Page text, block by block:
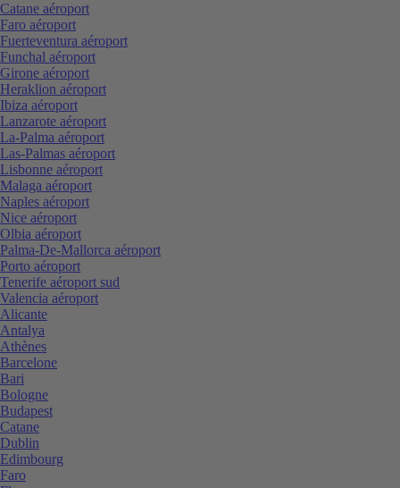
Catane aéroport
Faro aéroport
Fuerteventura aéroport
Funchal aéroport
Girone aéroport
Heraklion aéroport
Ibiza aéroport
Lanzarote aéroport
La-Palma aéroport
Las-Palmas aéroport
Lisbonne aéroport
Malaga aéroport
Naples aéroport
Nice aéroport
Olbia aéroport
Palma-De-Mallorca aéroport
Porto aéroport
Tenerife aéroport sud
Valencia aéroport
Alicante
Antalya
Athènes
Barcelone
Bari
Bologne
Budapest
Catane
Dublin
Edimbourg
Faro